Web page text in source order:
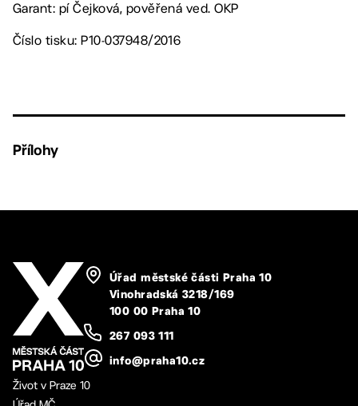
Garant: pí Čejková, pověřená ved. OKP
Číslo tisku: P10-037948/2016
Přílohy
Úřad městské části Praha 10
Vinohradská 3218/169
100 00 Praha 10
267 093 111
info@praha10.cz
Život v Praze 10